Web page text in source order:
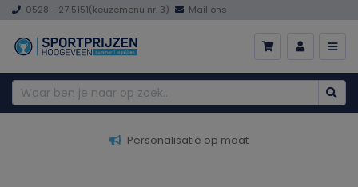
0528 - 27 5151(keuzemenu nr. 3) Mail ons
Personalisatie op maat